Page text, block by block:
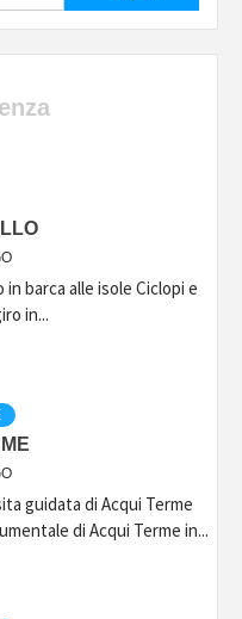
barca alle isole Ciclopi e
in...
guidata di Acqui Terme
di Acqui Terme in...